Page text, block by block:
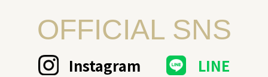
OFFICIAL SNS
Instagram LINE